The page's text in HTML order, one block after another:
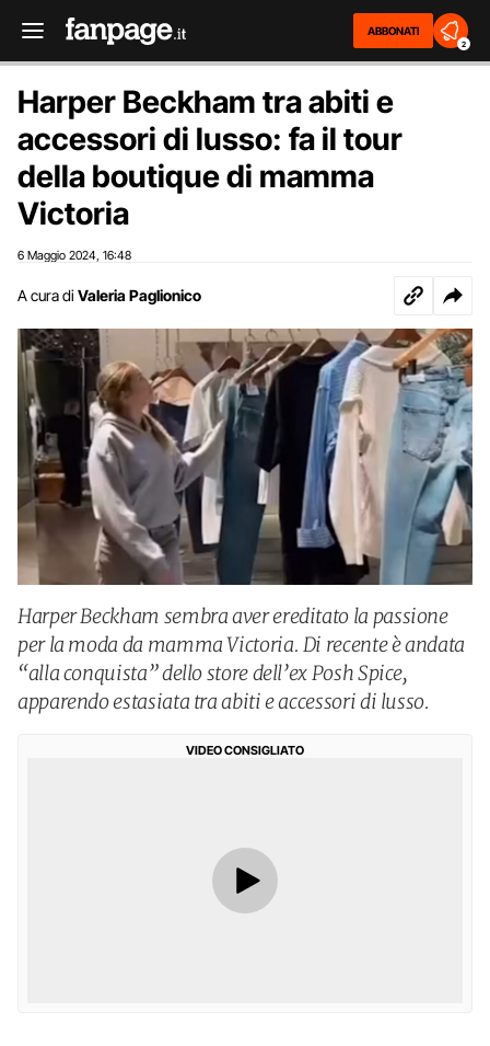
ABBONATI
2
Harper Beckham tra abiti e
accessori di lusso: fa il tour
della boutique di mamma
Victoria
6 Maggio 2024 16:48
A cura di Valeria Paglionico
Harper Beckham sembra aver ereditato la passione
per la moda da mamma Victoria. Di recente è andata
“alla conquista” dello store dell’ex Posh Spice,
apparendo estasiata tra abiti e accessori di lusso.
VIDEO CONSIGLIATO